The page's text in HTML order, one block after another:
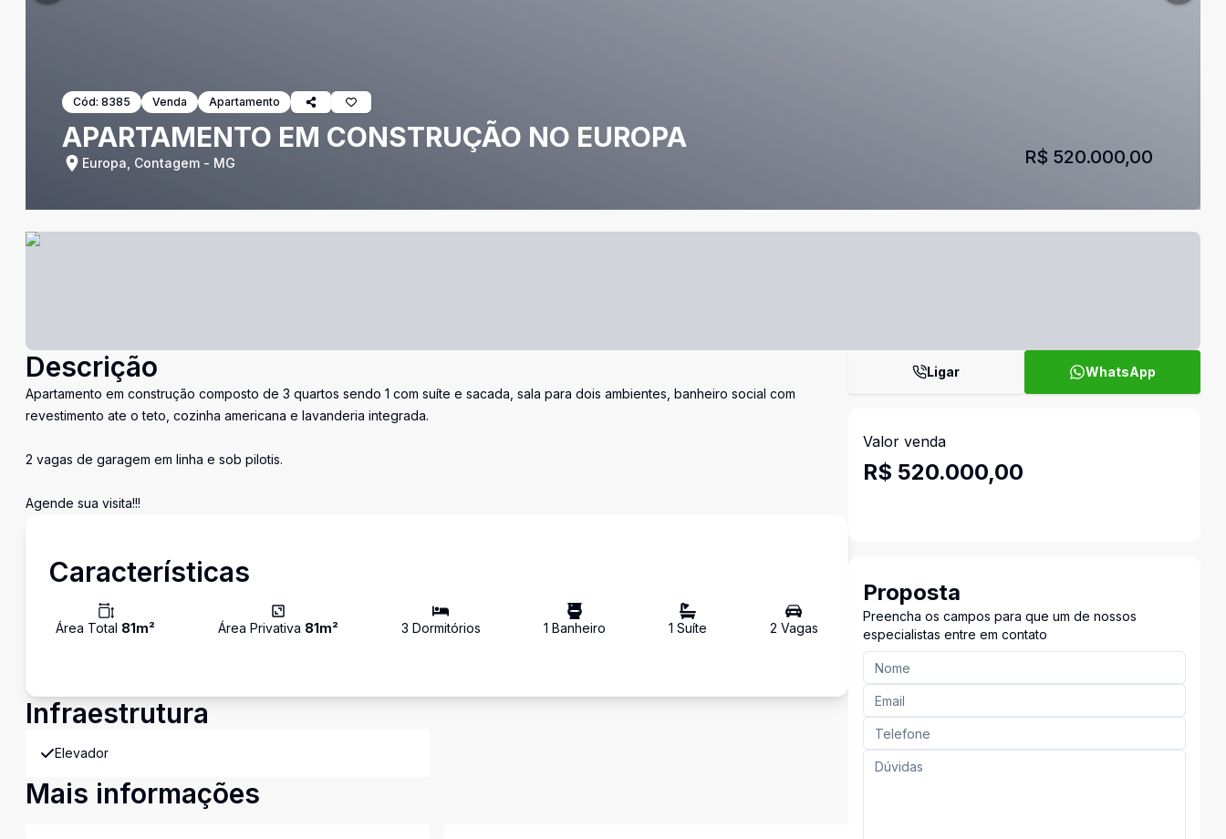
Cód: 8385 Venda Apartamento
APARTAMENTO EM CONSTRUÇÃO NO EUROPA
Europa, Contagem - MG R$ 520.000,00
Descrição
Apartamento em construção composto de 3 quartos sendo 1 com suíte e sacada, sala para dois ambientes, banheiro social com
revestimento ate o teto, cozinha americana e lavanderia integrada.
2 vagas de garagem em linha e sob pilotis.
Agende sua visita!!!
Características
Área Total 81m² Área Privativa 81m² 3 Dormitórios 1 Banheiro 1 Suíte 2 Vagas
Infraestrutura
Elevador
Mais informações
Ligar WhatsApp
Valor venda
R$ 520.000,00
Proposta
Preencha os campos para que um de nossos
especialistas entre em contato